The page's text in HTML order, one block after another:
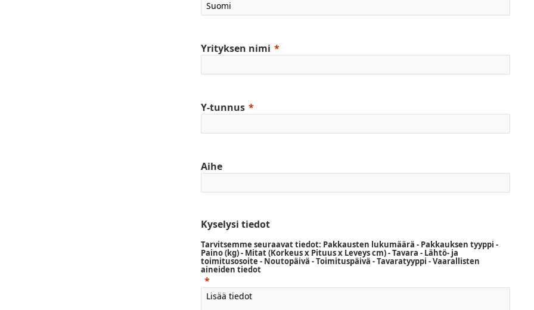
Yrityksen nimi
Y-tunnus
Aihe
Kyselysi tiedot
Tarvitsemme seuraavat tiedot: Pakkausten lukumäärä - Pakkauksen tyyppi -
Paino (kg) - Mitat (Korkeus x Pituus x Leveys cm) - Tavara - Lähtö- ja
toimitusosoite - Noutopäivä - Toimituspäivä - Tavaratyyppi - Vaarallisten
aineiden tiedot